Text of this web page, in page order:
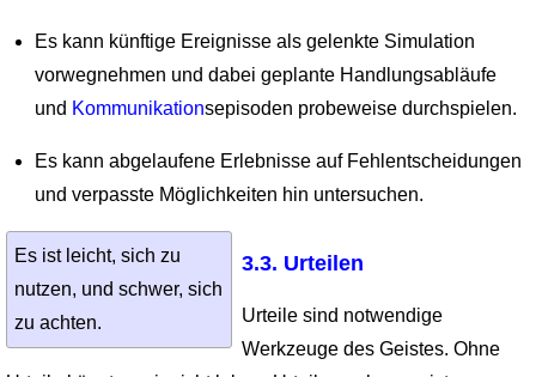
Es kann künftige Ereignisse als gelenkte Simulation
vorweg­nehmen und dabei geplante Handlungsabläufe
und Kommunikationsepisoden probeweise durchspielen.
Es kann abgelaufene Erlebnisse auf Fehlentscheidungen
und verpasste Möglichkeiten hin untersuchen.
Es ist leicht, sich zu
nutzen, und schwer, sich
zu achten.
3.3. Urteilen
Urteile sind notwendige
Werkzeuge des Geistes. Ohne